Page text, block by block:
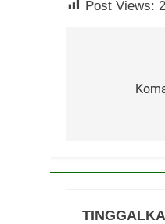
Post Views: